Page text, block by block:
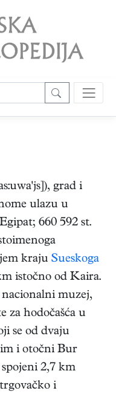
grad i
ulazu u
660 592 st.
kraju Sueskoga
istočno od Kaira.
nacionalni muzej,
za hodočašća u
se od dvaju
i otočni Bur
2,7 km
i